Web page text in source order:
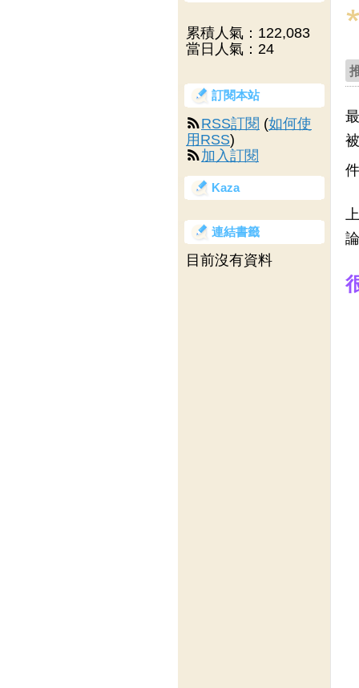
累積人氣： 122,083
當日人氣： 24
訂閱本站
RSS訂閱 (如何使
用RSS)
加入訂閱
Kaza
連結書籤
目前沒有資料